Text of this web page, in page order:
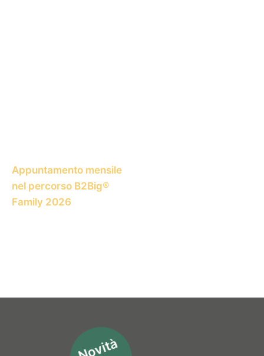
Appuntamento mensile
nel percorso B2Big®
Family 2026
Novità